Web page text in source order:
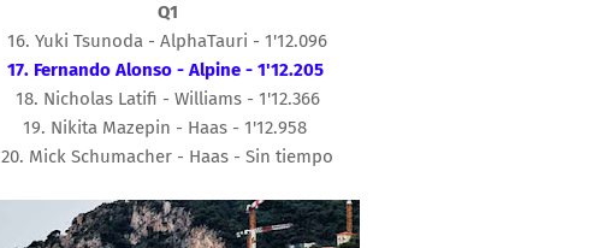
Q1
16. Yuki Tsunoda - AlphaTauri - 1'12.096
17. Fernando Alonso - Alpine - 1'12.205
18. Nicholas Latifi - Williams - 1'12.366
19. Nikita Mazepin - Haas - 1'12.958
20. Mick Schumacher - Haas - Sin tiempo